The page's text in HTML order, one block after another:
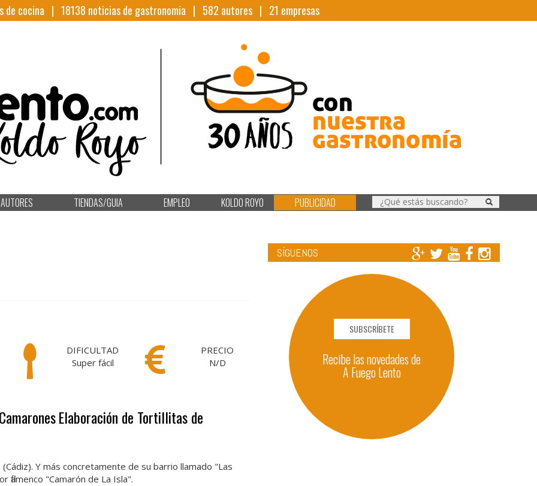
de cocina | 18138 noticias de gastronomia | 582 autores | 21 empresas
AUTORES TIENDAS/GUIA EMPLEO KOLDO ROYO PUBLICIDAD
DIFICULTAD
Super fácil
PRECIO
N/D
Elaboración de Tortillitas de
Y más concretamente de su barrio llamado "Las
flamenco "Camarón de La Isla".
SÍGUENOS
SUBSCRÍBETE
Recibe las novedades de
A Fuego Lento